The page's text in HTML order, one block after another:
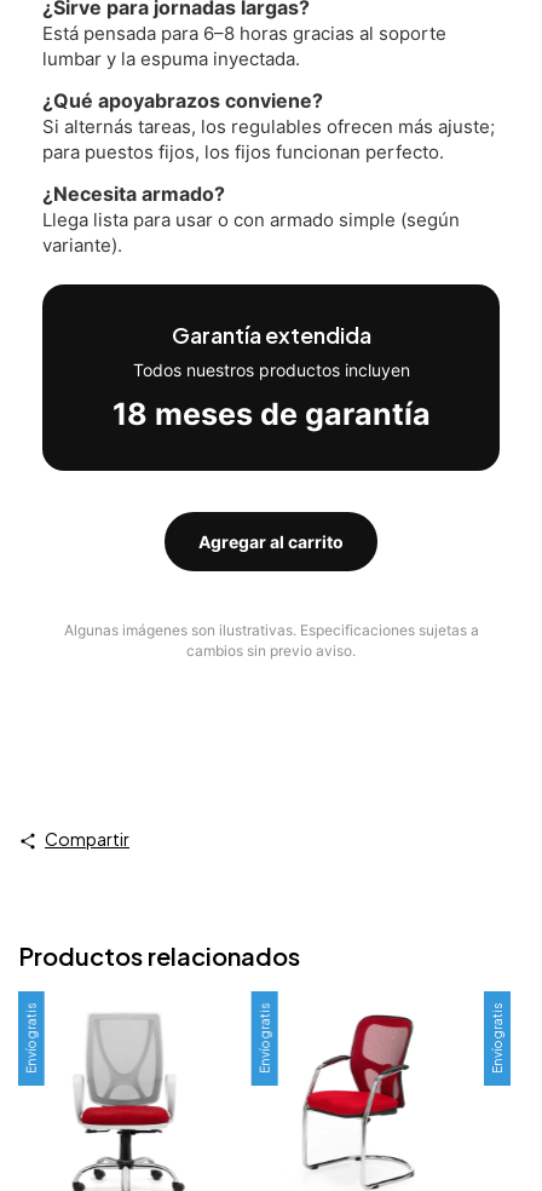
¿Sirve para jornadas largas?
Está pensada para 6–8 horas gracias al soporte
lumbar y la espuma inyectada.
¿Qué apoyabrazos conviene?
Si alternás tareas, los regulables ofrecen más ajuste;
para puestos fijos, los fijos funcionan perfecto.
¿Necesita armado?
Llega lista para usar o con armado simple (según
variante).
Garantía extendida
Todos nuestros productos incluyen
18 meses de garantía
Agregar al carrito
Algunas imágenes son ilustrativas. Especificaciones sujetas a
cambios sin previo aviso.
Compartir
Productos relacionados
Envío gratis Envío gratis Envío gratis